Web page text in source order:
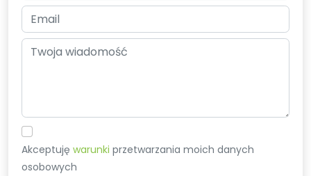
Akceptujęwarunki przetwarzania moich danych
osobowych